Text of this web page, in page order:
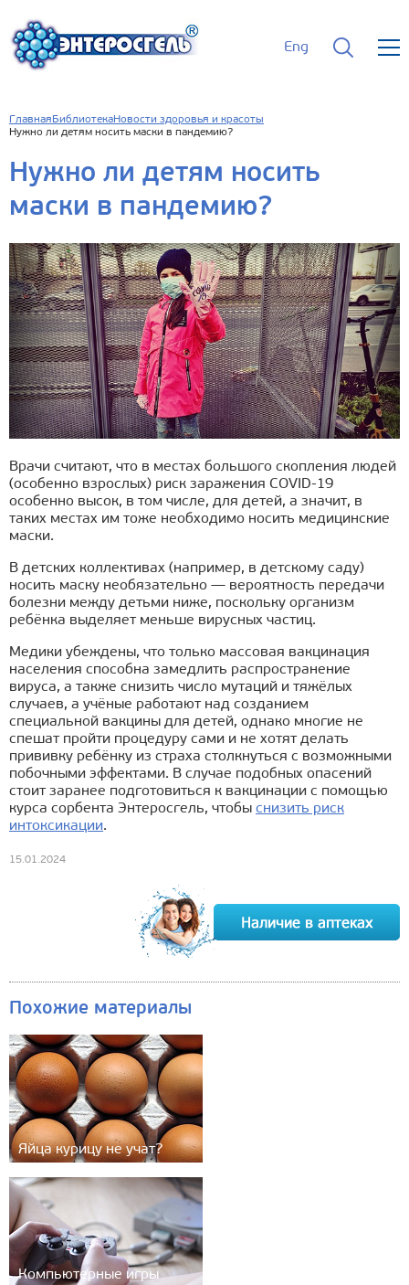
Eng
Главная БиблиотекаНовости здоровья и красоты
Нужно ли детям носить маски в пандемию?
Нужно ли детям носить
маски в пандемию?
Врачи считают, что в местах большого скопления людей
(особенно взрослых) риск заражения COVID-19
особенно высок, в том числе, для детей, а значит, в
таких местах им тоже необходимо носить медицинские
маски.
В детских коллективах (например, в детскому саду)
носить маску необязательно — вероятность передачи
болезни между детьми ниже, поскольку организм
ребёнка выделяет меньше вирусных частиц.
Медики убеждены, что только массовая вакцинация
населения способна замедлить распространение
вируса, а также снизить число мутаций и тяжёлых
случаев, а учёные работают над созданием
специальной вакцины для детей, однако многие не
спешат пройти процедуру сами и не хотят делать
прививку ребёнку из страха столкнуться с возможными
побочными эффектами. В случае подобных опасений
стоит заранее подготовиться к вакцинации с помощью
курса сорбента Энтеросгель, чтобы снизить риск
интоксикации.
15.01.2024
Похожие материалы
Яйца курицу не учат?
Компьютерные игры